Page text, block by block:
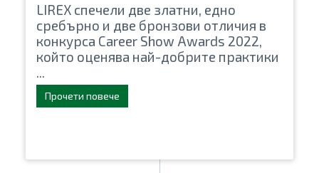
LIREX спечели две златни, едно
сребърно и две бронзови отличия в
конкурса Career Show Awards 2022,
който оценява най-добрите практики
...
Прочети повече